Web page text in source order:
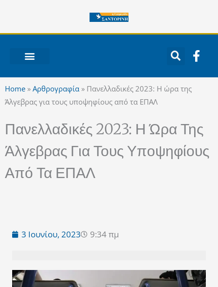
περιεχόμενο
F
a
k
f
Home » Αρθρογραφία » Πανελλαδικές 2023: Η ώρα της
Άλγεβρας για τους υποψηφίους από τα ΕΠΑΛ
Πανελλαδικές 2023: Η Ώρα Της
Άλγεβρας Για Τους Υποψηφίους
Από Τα ΕΠΑΛ
3 Ιουνίου, 2023 9:34 πμ